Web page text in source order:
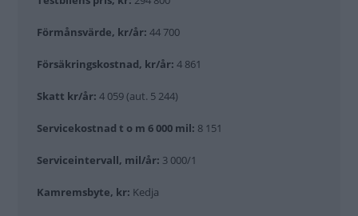
Förmånsvärde, kr/år: 44 700
Försäkringskostnad, kr/år: 4 861
Skatt kr/år: 4 059 (aut. 5 244)
Servicekostnad t o m 6 000 mil: 8 151
Serviceintervall, mil/år: 3 000/1
Kamremsbyte, kr: Kedja